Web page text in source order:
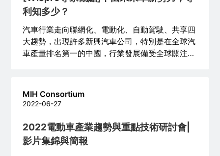
利知多少？
汽車行業走向聯網化、電動化、自動駕駛、共享四
大趨勢，出現許多新興汽車公司，特別是在全球汽
車產量排名第一的中國，行業發展備受全球關注，
MIH Consortium
2022-06-27
2022電動車產業趨勢與重點技術研討會|
影片集錦與簡報